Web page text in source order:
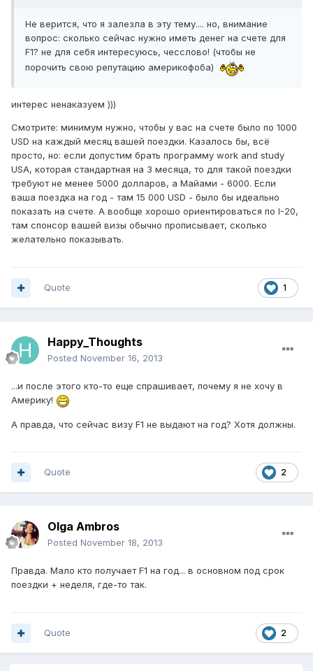
Не верится, что я залезла в эту тему.... но, внимание
вопрос: сколько сейчас нужно иметь денег на счете для
F1? не для себя интересуюсь, чесслово! (чтобы не
порочить свою репутацию америкофоба)
интерес ненаказуем )))
Смотрите: минимум нужно, чтобы у вас на счете было по 1000
USD на каждый месяц вашей поездки. Казалось бы, всё
просто, но: если допустим брать программу work and study
USA, которая стандартная на 3 месяца, то для такой поездки
требуют не менее 5000 долларов, а Майами - 6000. Если
ваша поездка на год - там 15 000 USD - было бы идеально
показать на счете. А вообще хорошо ориентироваться по I-20,
там спонсор вашей визы обычно прописывает, сколько
желательно показывать.
1
Quote
Happy_Thoughts
Posted November 16, 2013
...и после этого кто-то еще спрашивает, почему я не хочу в
Америку!
А правда, что сейчас визу F1 не выдают на год? Хотя должны.
2
Quote
Olga Ambros
Posted November 18, 2013
Правда. Мало кто получает F1 на год... в основном под срок
поездки + неделя, где-то так.
2
Quote